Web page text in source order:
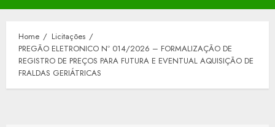
Menu
Home
Licitações
PREGÃO ELETRONICO Nº 014/2026 – FORMALIZAÇÃO DE
REGISTRO DE PREÇOS PARA FUTURA E EVENTUAL AQUISIÇÃO DE
FRALDAS GERIÁTRICAS